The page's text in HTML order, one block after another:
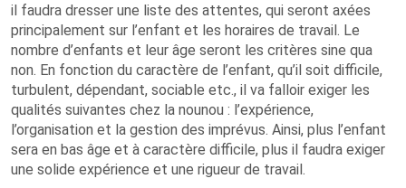
il faudra dresser une liste des attentes, qui seront axées
principalement sur l’enfant et les horaires de travail. Le
nombre d’enfants et leur âge seront les critères sine qua
non. En fonction du caractère de l’enfant, qu’il soit difficile,
turbulent, dépendant, sociable etc., il va falloir exiger les
qualités suivantes chez la nounou : l’expérience,
l’organisation et la gestion des imprévus. Ainsi, plus l’enfant
sera en bas âge et à caractère difficile, plus il faudra exiger
une solide expérience et une rigueur de travail.